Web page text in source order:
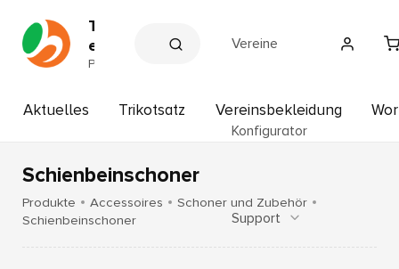
T
e
a
t
H
o
P
d
e
r
e
Vereine
Konfigurator
Support
Aktuelles Trikotsatz Vereinsbekleidung
Schienbeinschoner
Produkte Accessoires
Schoner und Zubehör
Schienbeinschoner